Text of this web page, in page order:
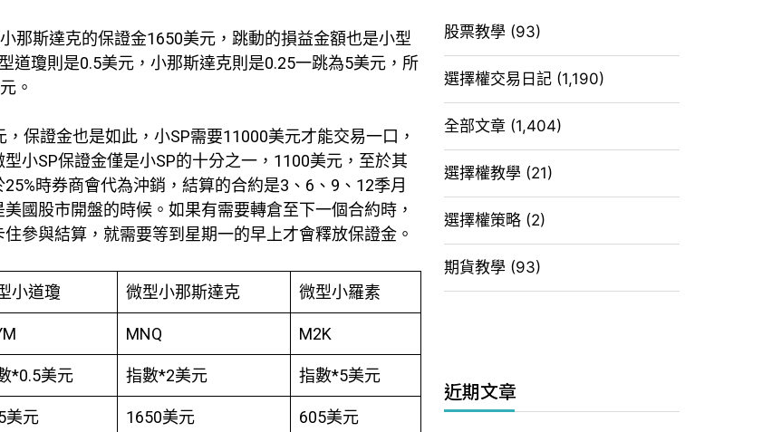
那斯達克的保證金1650美元，跳動的損益金額也是小型
道瓊則是0.5美元，小那斯達克則是0.25一跳為5美元，所
。
保證金也是如此，小SP需要11000美元才能交易一口，
小SP保證金僅是小SP的十分之一，1100美元，至於其
時券商會代為沖銷，結算的合約是3、6、9、12季月
國股市開盤的時候。如果有需要轉倉至下一個合約時，
參與結算，就需要等到星期一的早上才會釋放保證金。
小道瓊 微型小那斯達克 微型小羅素
MNQ M2K
*0.5美元 指數*2美元 指數*5美元
美元 1650美元 605美元
股票教學 (93)
選擇權交易日記 (1,190)
全部文章 (1,404)
選擇權教學 (21)
選擇權策略 (2)
期貨教學 (93)
近期文章